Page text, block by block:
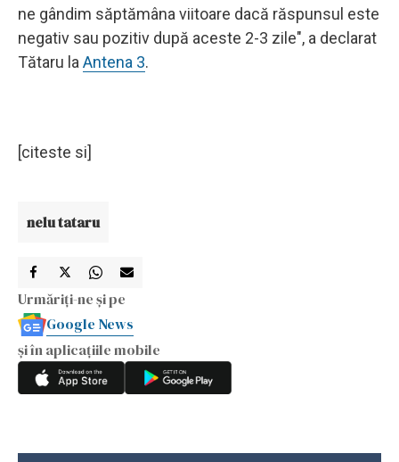
ne gândim săptămâna viitoare dacă răspunsul este
negativ sau pozitiv după aceste 2-3 zile", a declarat
Tătaru la Antena 3.
[citeste si]
nelu tataru
Urmăriți-ne și pe
Google News
și în aplicațiile mobile